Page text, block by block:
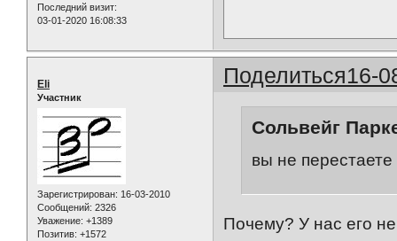
Последний визит:
03-01-2020 16:08:33
Поделиться16-
Eli
Участник
Зарегистрирован: 16-03-2010
Сообщений: 2326
Уважение: +1389
Позитив: +1572
Сольвейг
вы не
Почему? У нас его